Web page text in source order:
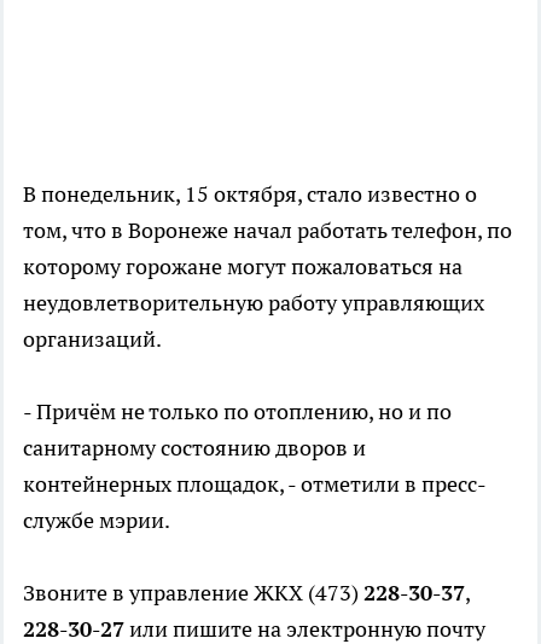
В понедельник, 15 октября, стало известно о
том, что в Воронеже начал работать телефон, по
которому горожане могут пожаловаться на
неудовлетворительную работу управляющих
организаций.
- Причём не только по отоплению, но и по
санитарному состоянию дворов и
контейнерных площадок, - отметили в пресс-
службе мэрии.
Звоните в управление ЖКХ (473) 228-30-37,
228-30-27или пишите на электронную почту